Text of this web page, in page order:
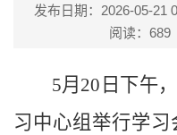
发布日期：2026-05-21
阅读： 689
5月20日下午
习中心组举行学